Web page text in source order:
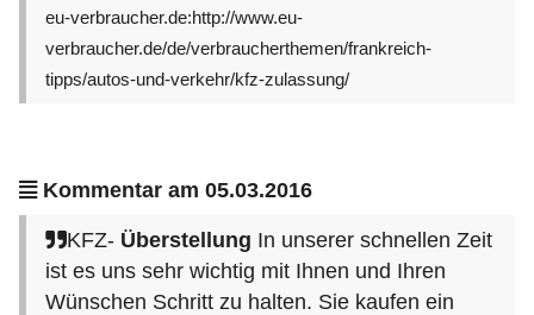
eu-verbraucher.de:http://www.eu-
verbraucher.de/de/verbraucherthemen/frankreich-
tipps/autos-und-verkehr/kfz-zulassung/
Kommentar am 05.03.2016
KFZ- Überstellung In unserer schnellen Zeit
ist es uns sehr wichtig mit Ihnen und Ihren
Wünschen Schritt zu halten. Sie kaufen ein